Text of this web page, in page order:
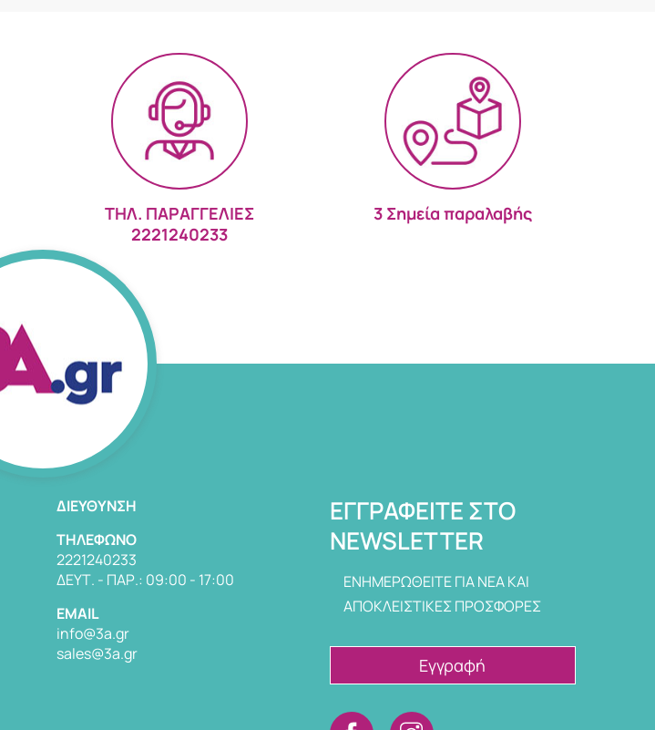
ΤΗΛ. ΠΑΡΑΓΓΕΛΙΕΣ
2221240233
3 Σημεία παραλαβής
ΔΙΕΎΘΥΝΣΗ
TΗΛΈΦΩΝΟ
2221240233
ΔΕΥΤ. - ΠΑΡ.: 09:00 - 17:00
EMAIL
info@3a.gr
sales@3a.gr
ΕΓΓΡΑΦΕΊΤΕ ΣΤΟ
NEWSLETTER
ΕΝΗΜΕΡΩΘΕΙΤΕ ΓΙΑ ΝΕΑ ΚΑΙ
ΑΠΟΚΛΕΙΣΤΙΚΕΣ ΠΡΟΣΦΟΡΕΣ
Εγγραφή